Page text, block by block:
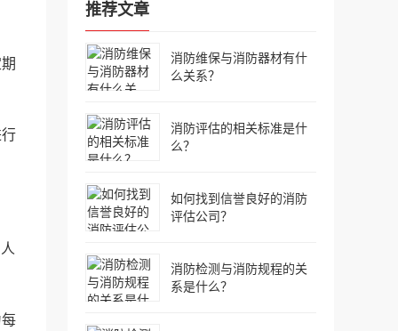
推荐文章
消防维保与消防器材有什
么关系？
消防评估的相关标准是什
么？
如何找到信誉良好的消防
评估公司？
消防检测与消防规程的关
系是什么？